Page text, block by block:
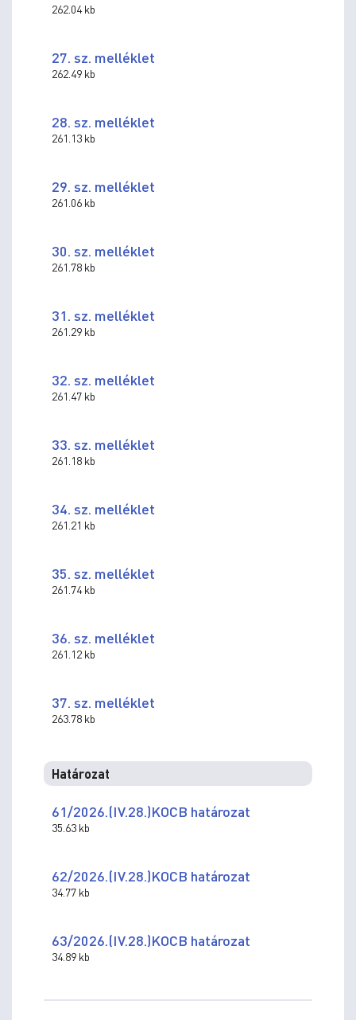
262.04 kb
27. sz. melléklet
262.49 kb
28. sz. melléklet
261.13 kb
29. sz. melléklet
261.06 kb
30. sz. melléklet
261.78 kb
31. sz. melléklet
261.29 kb
32. sz. melléklet
261.47 kb
33. sz. melléklet
261.18 kb
34. sz. melléklet
261.21 kb
35. sz. melléklet
261.74 kb
36. sz. melléklet
261.12 kb
37. sz. melléklet
263.78 kb
Határozat
61/2026.(IV.28.)KOCB határozat
35.63 kb
62/2026.(IV.28.)KOCB határozat
34.77 kb
63/2026.(IV.28.)KOCB határozat
34.89 kb